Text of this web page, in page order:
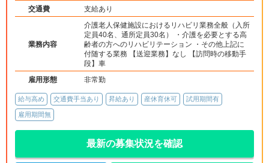
交通費
支給あり
業務内容
介護老人保健施設におけるリハビリ業務全般（入所
定員40名、通所定員30名） ・介護を必要とする高
齢者の方へのリハビリテーション ・その他上記に
付随する業務 【送迎業務】なし 【訪問時の移動手
段】車
雇用形態
非常勤
給与高め 交通費手当あり 昇給あり 産休育休可 試用期間有
雇用期間無
最新の募集状況を確認